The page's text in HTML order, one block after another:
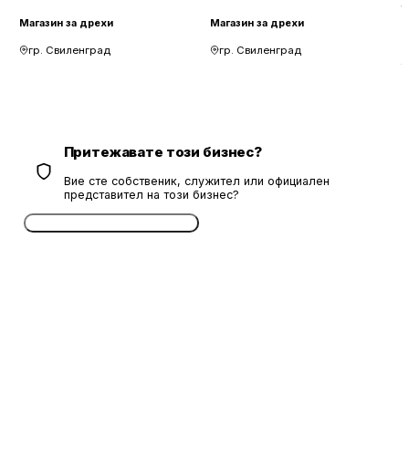
Магазин за дрехи
гр. Свиленград
Магазин за дрехи
гр. Свиленград
Притежавате този бизнес?
Вие сте собственик, служител или официален
представител на този бизнес?